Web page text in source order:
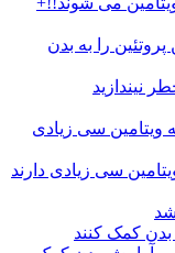
سی زیادی دارند